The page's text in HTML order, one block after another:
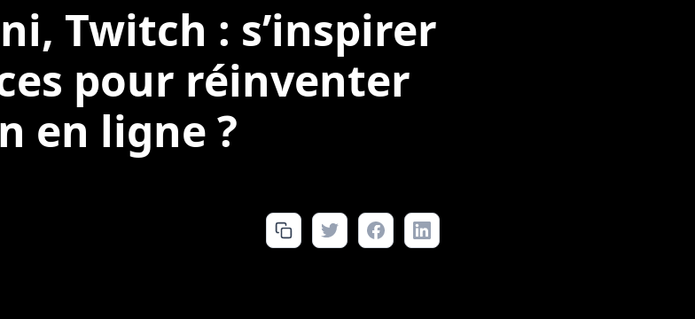
Twitch : s’inspirer
pour réinventer
en ligne ?